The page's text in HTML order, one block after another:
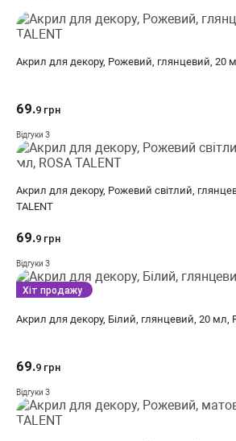
Акрил для декору, Рожевий, глянцевий, 20
69.9 грн
Відгуки 3
Акрил для декору, Рожевий світлий,
TALENT
69.9 грн
Відгуки 3
Акрил для декору, Білий, глянцевий, 20 мл,
69.9 грн
Відгуки 3
Хіт продажу